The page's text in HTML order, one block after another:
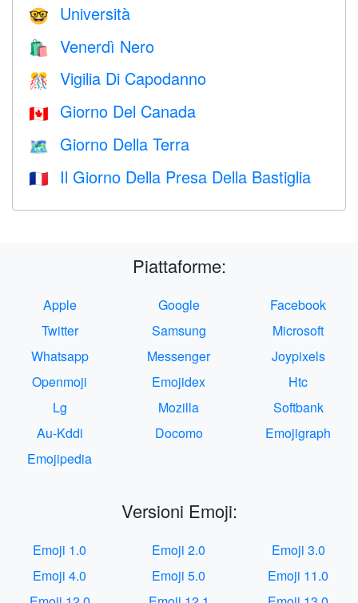
🤓 Università
🛍 Venerdì Nero
🎊 Vigilia Di Capodanno
🇨🇦 Giorno Del Canada
🗺️ Giorno Della Terra
🇫🇷 Il Giorno Della Presa Della Bastiglia
Piattaforme:
Apple Google
Facebook
Twitter
Samsung
Microsoft
Whatsapp
Messenger
Joypixels
Openmoji
Emojidex
Htc
Lg
Mozilla
Softbank
Au-Kddi
Docomo
Emojigraph
Emojipedia
Versioni Emoji:
Emoji 1.0 Emoji 2.0
Emoji 3.0
Emoji 4.0
Emoji 5.0
Emoji 11.0